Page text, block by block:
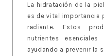
La hidratación de la
es de vital importancia
radiante. Estos
nutrientes esenciales
ayudando a prevenir la